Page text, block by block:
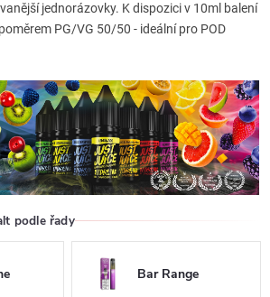
jednorázovky. K dispozici v 10ml balení
PG/VG 50/50 - ideální pro POD
podle řady
Bar Range